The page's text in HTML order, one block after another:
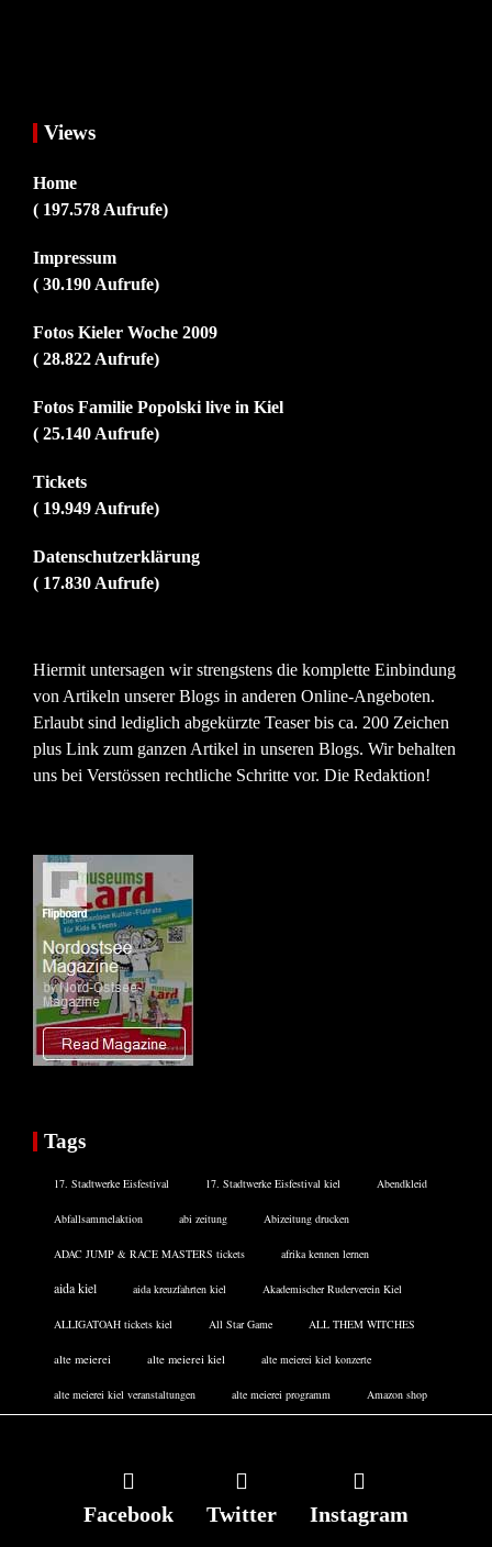
Views
Home
( 197.578 Aufrufe)
Impressum
( 30.190 Aufrufe)
Fotos Kieler Woche 2009
( 28.822 Aufrufe)
Fotos Familie Popolski live in Kiel
( 25.140 Aufrufe)
Tickets
( 19.949 Aufrufe)
Datenschutzerklärung
( 17.830 Aufrufe)
Hiermit untersagen wir strengstens die komplette Einbindung
von Artikeln unserer Blogs in anderen Online-Angeboten.
Erlaubt sind lediglich abgekürzte Teaser bis ca. 200 Zeichen
plus Link zum ganzen Artikel in unseren Blogs. Wir behalten
uns bei Verstössen rechtliche Schritte vor. Die Redaktion!
Tags
17. Stadtwerke Eisfestival 17. Stadtwerke Eisfestival kiel Abendkleid
Abfallsammelaktion abi zeitung Abizeitung drucken
ADAC JUMP & RACE MASTERS tickets afrika kennen lernen
aida kiel aida kreuzfahrten kiel Akademischer Ruderverein Kiel
ALLIGATOAH tickets kiel All Star Game ALL THEM WITCHES
alte meierei alte meierei kiel alte meierei kiel konzerte
alte meierei kiel veranstaltungen alte meierei programm Amazon shop
Facebook Twitter Instagram